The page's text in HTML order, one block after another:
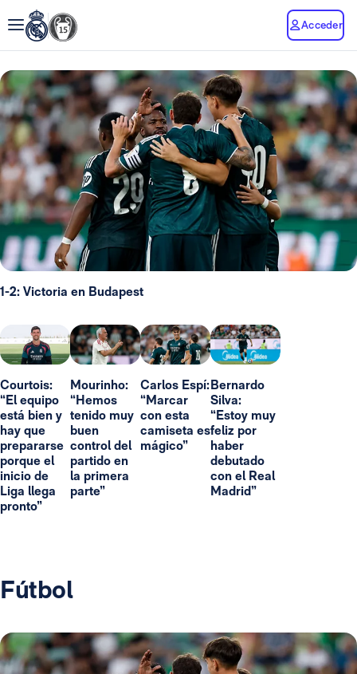
Acceder
1-2: Victoria en Budapest
Courtois:
“El equipo
está bien y
hay que
prepararse
porque el
inicio de
Liga llega
pronto”
Mourinho:
“Hemos
tenido muy
buen
control del
partido en
la primera
parte”
Carlos Espí:
“Marcar
con esta
camiseta es
mágico”
Bernardo
Silva:
“Estoy muy
feliz por
haber
debutado
con el Real
Madrid”
Fútbol